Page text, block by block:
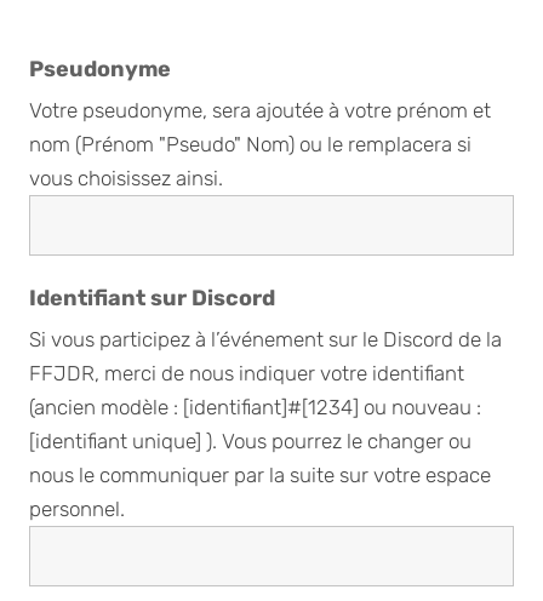
Pseudonyme
Votre pseudonyme, sera ajoutée à votre prénom et
nom (Prénom "Pseudo" Nom) ou le remplacera si
vous choisissez ainsi.
Identifiant sur Discord
Si vous participez à l’événement sur le Discord de la
FFJDR, merci de nous indiquer votre identifiant
(ancien modèle : [identifiant]#[1234] ou nouveau :
[identifiant unique] ). Vous pourrez le changer ou
nous le communiquer par la suite sur votre espace
personnel.